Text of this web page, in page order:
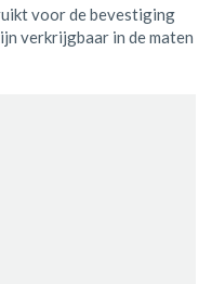
voor de bevestiging
verkrijgbaar in de maten